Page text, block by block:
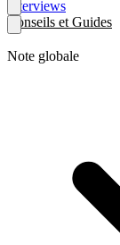
Interviews
Conseils et Guides
Note globale